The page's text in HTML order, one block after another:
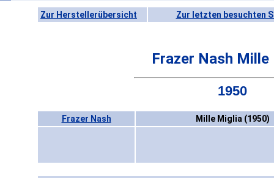
Zur Herstellerübersicht Zur letzten besuchten
Frazer Nash
1950
Frazer Nash Mille Miglia (1950)